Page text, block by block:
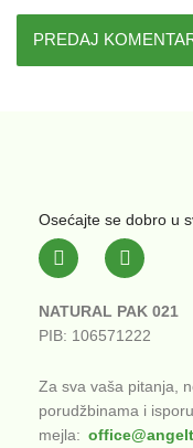
Osećajte se dobro u
F
a
e
b
o
k
-
f
I
n
t
a
g
a
m
NATURAL PAK 021
PIB: 106571222
Za sva vaša pitanja,
porudžbinama i
mejla: